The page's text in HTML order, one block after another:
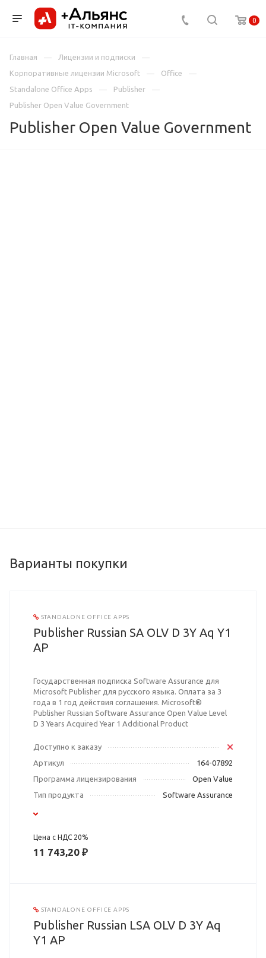
0
Главная
Лицензии и подписки
Корпоративные лицензии Microsoft
Office
Standalone Office Apps
Publisher
Publisher Open Value Government
Publisher Open Value Government
Варианты покупки
STANDALONE OFFICE APPS
Publisher Russian SA OLV D 3Y Aq Y1
AP
Государственная подписка Software Assurance для
Microsoft Publisher для русского языка. Оплата за 3
года в 1 год действия соглашения. Microsoft®
Publisher Russian Software Assurance Open Value Level
D 3 Years Acquired Year 1 Additional Product
Доступно к заказу
Артикул
164-07892
Программа лицензирования
Open Value
Тип продукта
Software Assurance
Цена с НДС 20%
11 743,20 ₽
STANDALONE OFFICE APPS
Publisher Russian LSA OLV D 3Y Aq
Y1 AP